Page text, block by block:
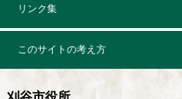
リンク集
このサイトの考え方